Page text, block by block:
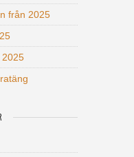
från 2025
2025